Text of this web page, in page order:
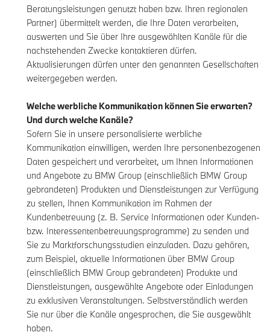
Beratungsleistungen genutzt haben bzw. Ihren regionalen
Partner) übermittelt werden, die Ihre Daten verarbeiten,
auswerten und Sie über Ihre ausgewählten Kanäle für die
nachstehenden Zwecke kontaktieren dürfen.
Aktualisierungen dürfen unter den genannten Gesellschaften
weitergegeben werden.
Welche werbliche Kommunikation können Sie erwarten?
Und durch welche Kanäle?
Sofern Sie in unsere personalisierte werbliche
Kommunikation einwilligen, werden Ihre personenbezogenen
Daten gespeichert und verarbeitet, um Ihnen Informationen
und Angebote zu BMW Group (einschließlich BMW Group
gebrandeten) Produkten und Dienstleistungen zur Verfügung
zu stellen, Ihnen Kommunikation im Rahmen der
Kundenbetreuung (z. B. Service Informationen oder Kunden-
bzw. Interessentenbetreuungsprogramme) zu senden und
Sie zu Marktforschungsstudien einzuladen. Dazu gehören,
zum Beispiel, aktuelle Informationen über BMW Group
(einschließlich BMW Group gebrandeten) Produkte und
Dienstleistungen, ausgewählte Angebote oder Einladungen
zu exklusiven Veranstaltungen. Selbstverständlich werden
Sie nur über die Kanäle angesprochen, die Sie ausgewählt
haben.